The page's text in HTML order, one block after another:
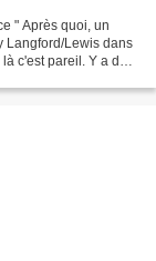
" Après quoi, un
Langford/Lewis dans
c'est pareil. Y a des